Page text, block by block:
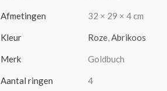
Afmetingen 32 × 29 × 4 cm
Kleur Roze,Abrikoos
Merk Goldbuch
Aantal ringen 4